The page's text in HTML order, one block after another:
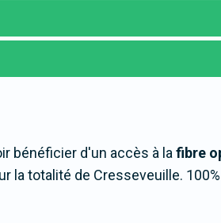
bénéficier d'un accès à lafibre
la totalité de Cresseveuille.